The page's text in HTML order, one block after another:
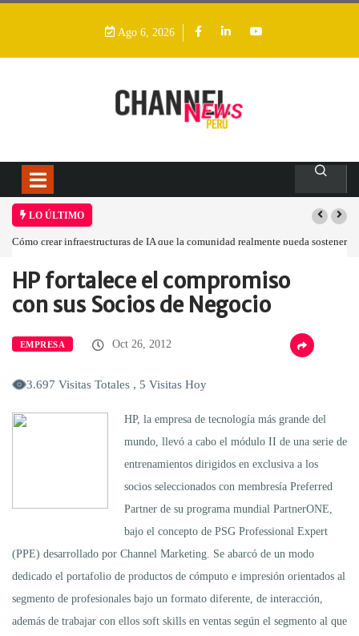
Ago 6, 2026
LO ÚLTIMO
Cómo crear infraestructuras de IA que la comunidad realmente pueda sostener
Home Empresa HP fortalece el…
HP fortalece el compromiso
con sus Socios de Negocio
EMPRESA Oct 26, 2012
3.697 Visitas Totales , 5 Visitas Hoy
HP, la empresa de tecnología más grande del
mundo, llevó a cabo el módulo II de una serie de
entrenamientos dirigidos en exclusiva a los
socios seleccionados con membresía Preferred
Partner de su programa mundial PartnerONE,
bajo el concepto de PSG Professional Expert
(PPE) desarrollado por Channel Marketing. Se abarcó de un modo
dedicado el portafolio de productos de cómputo e impresión orientados al
segmento de profesionales bajo un formato diferente, de interacción,
además de trabajar con ellos soft skills en ventas según el segmento al que